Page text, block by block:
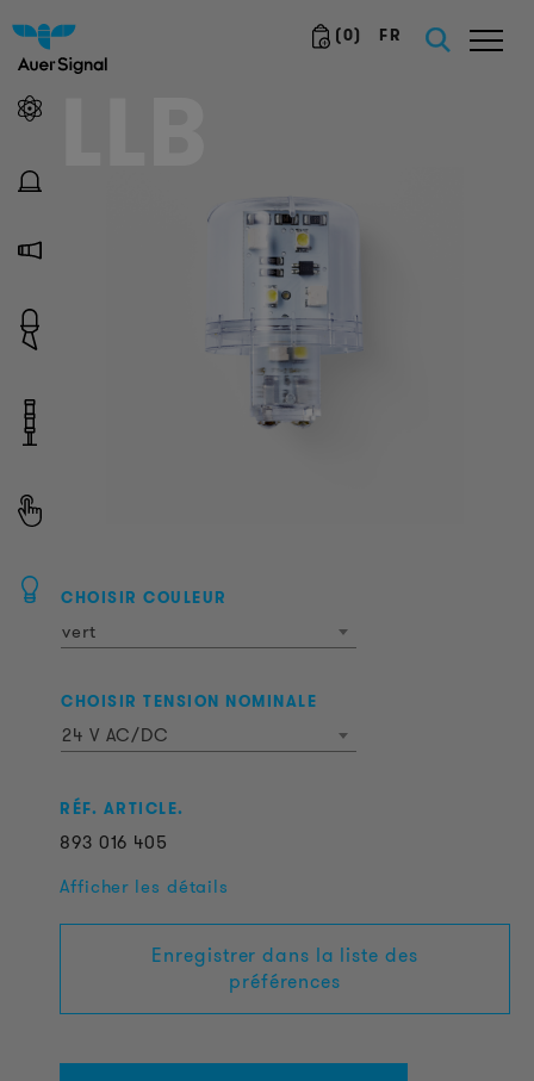
(0) FR
CHOISIR COULEUR
vert
CHOISIR TENSION NOMINALE
24 V AC/DC
RÉF. ARTICLE.
893 016 405
Afficher les détails
Enregistrer dans la liste des
préférences